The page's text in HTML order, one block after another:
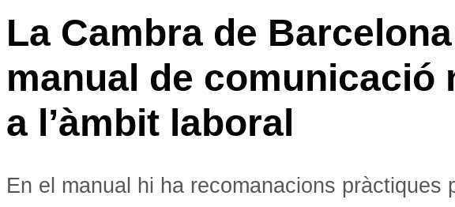
La Cambra de
manual de comunicació
a l’àmbit laboral
En el manual hi ha recomanacions pràctiques